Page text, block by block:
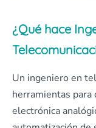
¿Qué hace
Un ingeniero en
herramientas
electrónica